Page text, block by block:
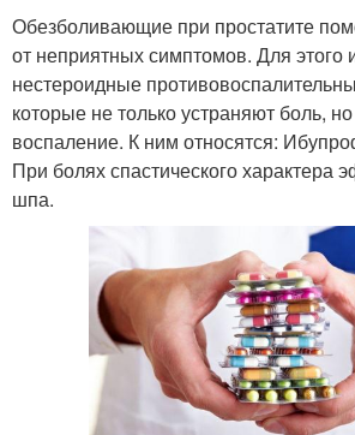
Обезболивающие при простатите
от неприятных симптомов. Для этого
нестероидные
которые не только устраняют боль,
воспаление. К ним относятся:
При болях спастического характера
шпа.